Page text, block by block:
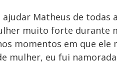
Matheus de todas
muito forte durante
momentos em que ele
mulher, eu fui